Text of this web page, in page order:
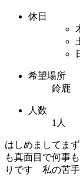
休日
希望場所
鈴鹿
人数
1人
はしめましてま
も真面目で何事
りです 私の苦手